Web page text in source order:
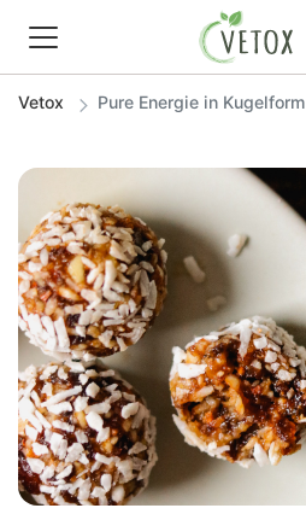
REZEPTWELT
WISSEN
SHOP
GRATIS ERNÄHRUNGSTIPPS
Vetox Pure Energie in Kugelform